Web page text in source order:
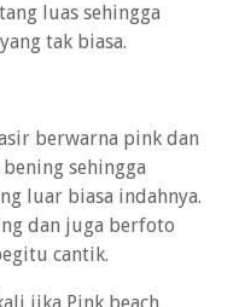
luas sehingga
tak biasa.
berwarna pink dan
sehingga
luar biasa indahnya.
dan juga berfoto
cantik.